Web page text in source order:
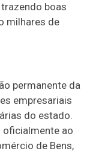
boas
milhares de
permanente da
empresariais
do estado.
oficialmente ao
de Bens,